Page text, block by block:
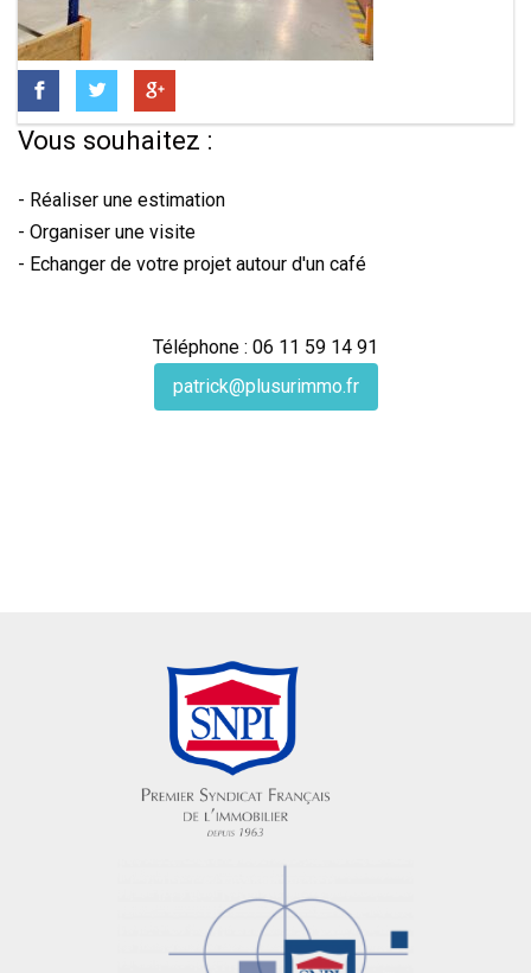
Vous souhaitez :
- Réaliser une estimation
- Organiser une visite
- Echanger de votre projet autour d'un café
Téléphone : 06 11 59 14 91
patrick@plusurimmo.fr